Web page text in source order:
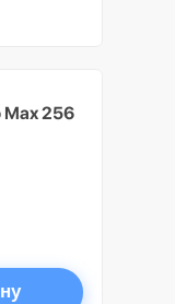
Max 256